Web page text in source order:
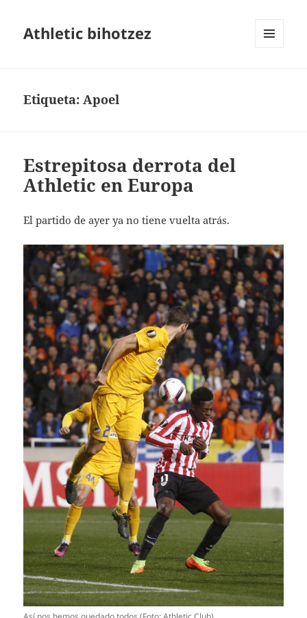
Athletic bihotzez
Etiqueta:Apoel
Estrepitosa derrota del
Athletic en Europa
El partido de ayer ya no tiene vuelta atrás.